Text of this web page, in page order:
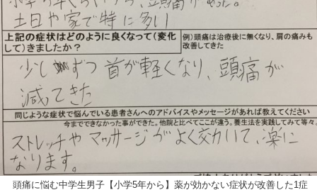
頭痛に悩む中学生男子【小学5年から】薬が効かない症状が改善した1症